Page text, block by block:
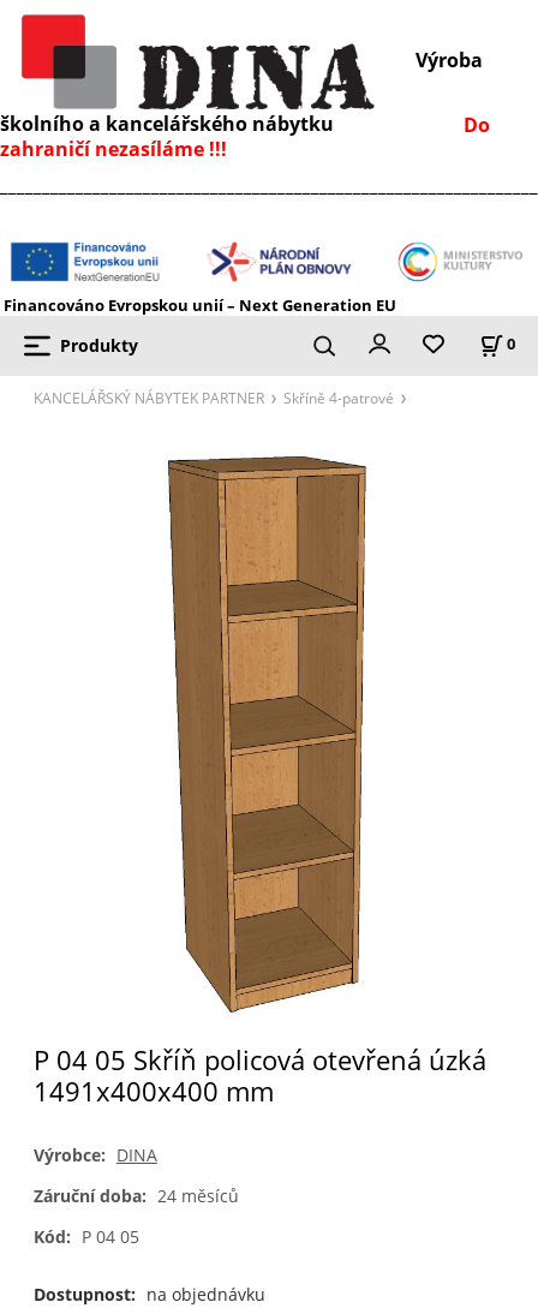
Výroba
školního a kancelářského nábytku Do
zahraničí nezasíláme !!!
Financováno Evropskou unií – Next Generation EU
Produkty 0
KANCELÁŘSKÝ NÁBYTEK PARTNER Skříně 4-patrové
P 04 05 Skříň policová otevřená úzká
1491x400x400 mm
Výrobce: DINA
Záruční doba: 24 měsíců
Kód: P 04 05
Dostupnost: na objednávku